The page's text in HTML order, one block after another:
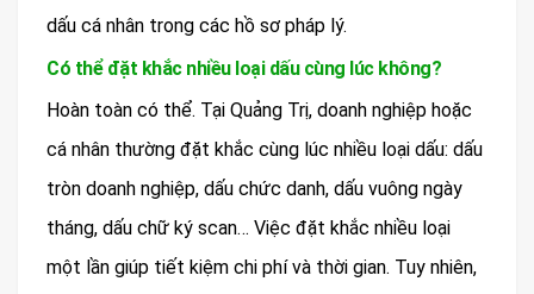
dấu cá nhân trong các hồ sơ pháp lý.
Có thể đặt khắc nhiều loại dấu cùng lúc không?
Hoàn toàn có thể. Tại Quảng Trị, doanh nghiệp hoặc
cá nhân thường đặt khắc cùng lúc nhiều loại dấu: dấu
tròn doanh nghiệp, dấu chức danh, dấu vuông ngày
tháng, dấu chữ ký scan… Việc đặt khắc nhiều loại
một lần giúp tiết kiệm chi phí và thời gian. Tuy nhiên,